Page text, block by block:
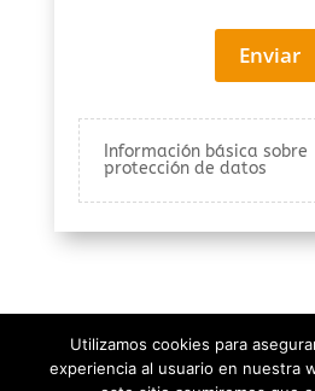
Enviar
Información básica sobre
protección de datos
Utilizamos cookies para
experiencia al usuario en nuestra